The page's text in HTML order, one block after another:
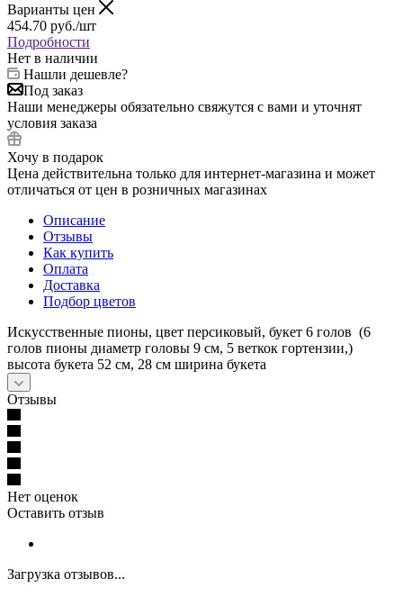
Варианты цен
454.70 руб./шт
Подробности
Нет в наличии
Нашли дешевле?
Под заказ
Наши менеджеры обязательно свяжутся с вами и уточнят
условия заказа
Хочу в подарок
Цена действительна только для интернет-магазина и может
отличаться от цен в розничных магазинах
Описание
Отзывы
Как купить
Оплата
Доставка
Подбор цветов
Искусственные пионы, цвет персиковый, букет 6 голов (6
голов пионы диаметр головы 9 см, 5 веткок гортензии,)
высота букета 52 см, 28 см ширина букета
Отзывы
Нет оценок
Оставить отзыв
Загрузка отзывов...